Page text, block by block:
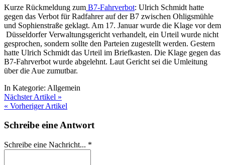
Kurze Rückmeldung zum B7-Fahrverbot: Ulrich Schmidt hatte
gegen das Verbot für Radfahrer auf der B7 zwischen Ohligsmühle
und Sophienstraße geklagt. Am 17. Januar wurde die Klage vor dem
Düsseldorfer Verwaltungsgericht verhandelt, ein Urteil wurde nicht
gesprochen, sondern sollte den Parteien zugestellt werden. Gestern
hatte Ulrich Schmidt das Urteil im Briefkasten. Die Klage gegen das
B7-Fahrverbot wurde abgelehnt. Laut Gericht sei die Umleitung
über die Aue zumutbar.
In Kategorie: Allgemein
Nächster Artikel »
« Vorheriger Artikel
Schreibe eine Antwort
Schreibe eine Nachricht... *